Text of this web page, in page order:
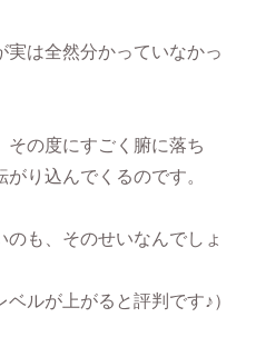
は全然分かっていなかっ
その度にすごく腑に落ち
り込んでくるのです。
も、そのせいなんでしょ
ベルが上がると評判です♪）